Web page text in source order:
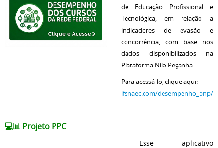
de Educação Profissional e
Tecnológica, em relação a
indicadores de evasão e
concorrência, com base nos
dados disponibilizados na
Plataforma Nilo Peçanha.
Para acessá-lo, clique aqui:
ifsnaec.com/desempenho_pnp/
💻📊 Projeto PPC
Esse aplicativo